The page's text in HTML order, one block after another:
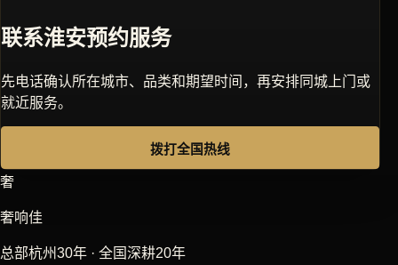
联系淮安预约服务
先电话确认所在城市、品类和期望时间，再安排同城上门或
就近服务。
拨打全国热线
奢
奢响佳
总部杭州30年 · 全国深耕20年